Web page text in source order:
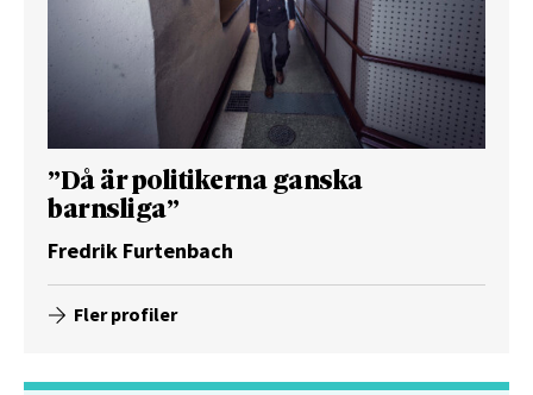
”Då är politikerna ganska
barnsliga”
Fredrik Furtenbach
Fler profiler